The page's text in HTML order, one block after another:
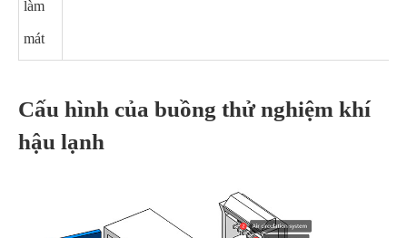
làm
mát
Cấu hình của buồng thử nghiệm khí
hậu lạnh